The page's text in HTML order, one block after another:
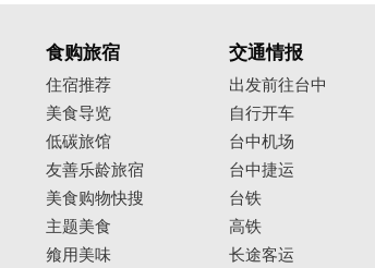
食购旅宿
住宿推荐
美食导览
低碳旅馆
友善乐龄旅宿
美食购物快搜
主题美食
飨用美味
交通情报
出发前往台中
自行开车
台中机场
台中捷运
台铁
高铁
长途客运